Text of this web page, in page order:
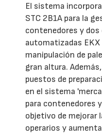
El sistema
STC 2B1A para la
contenedores y
automatizadas EKX
manipulación de
gran altura.
puestos de
en el sistema
para contenedores
objetivo de mejorar
operarios y